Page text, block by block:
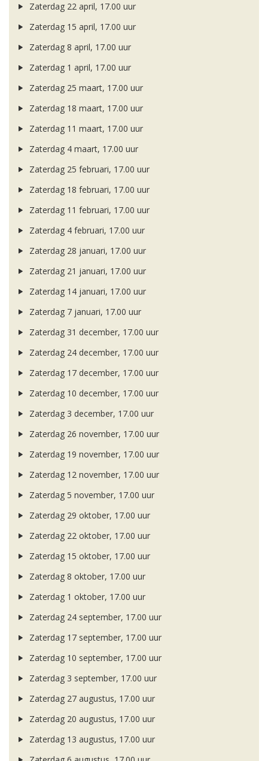
Zaterdag 22 april, 17.00 uur
Zaterdag 15 april, 17.00 uur
Zaterdag 8 april, 17.00 uur
Zaterdag 1 april, 17.00 uur
Zaterdag 25 maart, 17.00 uur
Zaterdag 18 maart, 17.00 uur
Zaterdag 11 maart, 17.00 uur
Zaterdag 4 maart, 17.00 uur
Zaterdag 25 februari, 17.00 uur
Zaterdag 18 februari, 17.00 uur
Zaterdag 11 februari, 17.00 uur
Zaterdag 4 februari, 17.00 uur
Zaterdag 28 januari, 17.00 uur
Zaterdag 21 januari, 17.00 uur
Zaterdag 14 januari, 17.00 uur
Zaterdag 7 januari, 17.00 uur
Zaterdag 31 december, 17.00 uur
Zaterdag 24 december, 17.00 uur
Zaterdag 17 december, 17.00 uur
Zaterdag 10 december, 17.00 uur
Zaterdag 3 december, 17.00 uur
Zaterdag 26 november, 17.00 uur
Zaterdag 19 november, 17.00 uur
Zaterdag 12 november, 17.00 uur
Zaterdag 5 november, 17.00 uur
Zaterdag 29 oktober, 17.00 uur
Zaterdag 22 oktober, 17.00 uur
Zaterdag 15 oktober, 17.00 uur
Zaterdag 8 oktober, 17.00 uur
Zaterdag 1 oktober, 17.00 uur
Zaterdag 24 september, 17.00 uur
Zaterdag 17 september, 17.00 uur
Zaterdag 10 september, 17.00 uur
Zaterdag 3 september, 17.00 uur
Zaterdag 27 augustus, 17.00 uur
Zaterdag 20 augustus, 17.00 uur
Zaterdag 13 augustus, 17.00 uur